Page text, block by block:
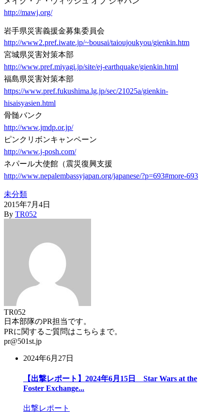
http://mawj.org/
岩手県災害義援金募集委員会
http://www2.pref.iwate.jp/~bousai/taioujoukyou/gienkin.htm
宮城県災害対策本部
http://www.pref.miyagi.jp/site/ej-earthquake/gienkin.html
福島県災害対策本部
https://www.pref.fukushima.lg.jp/sec/21025a/gienkin-
hisaisyasien.html
骨髄バンク
http://www.jmdp.or.jp/
ピンクリボンキャンペーン
http://www.j-posh.com/
ネパール大使館（震災復興支援
http://www.nepalembassyjapan.org/japanese/?p=693#more-693
未分類
2015年7月4日
By TR052
TR052
日本部隊のPR担当です。
PRに関するご質問はこちらまで。
pr@501st.jp
2024年6月27日
【出撃レポート】2024年6月15日 Star Wars at the
Foster Exchange...
出撃レポート